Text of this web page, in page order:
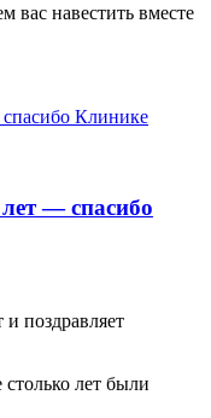
вас навестить вместе
— спасибо
поздравляет
лет были